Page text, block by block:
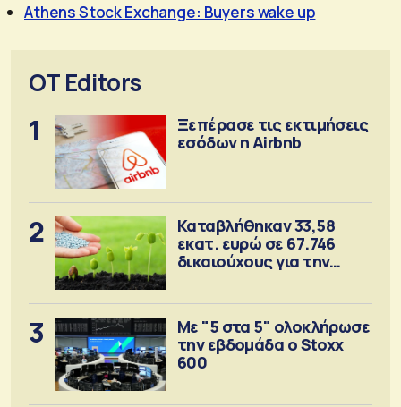
Athens Stock Exchange: Buyers wake up
OT Editors
1
Ξεπέρασε τις εκτιμήσεις
εσόδων η Airbnb
2
Καταβλήθηκαν 33,58
εκατ. ευρώ σε 67.746
δικαιούχους για την
3
Με "5 στα 5" ολοκλήρωσε
την εβδομάδα ο Stoxx
600